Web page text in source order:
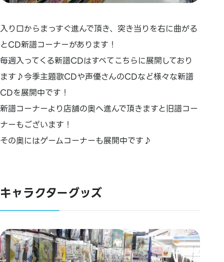
入り口からまっすぐ進んで頂き、突き当りを右に曲がる
とCD新譜コーナーがあります！
毎週入ってくる新譜CDはすべてこちらに展開しており
ます♪今季主題歌CDや声優さんのCDなど様々な新譜
CDを展開中です！
新譜コーナーより店舗の奥へ進んで頂きますと旧譜コー
ナーもございます！
その奥にはゲームコーナーも展開中です♪
キャラクターグッズ